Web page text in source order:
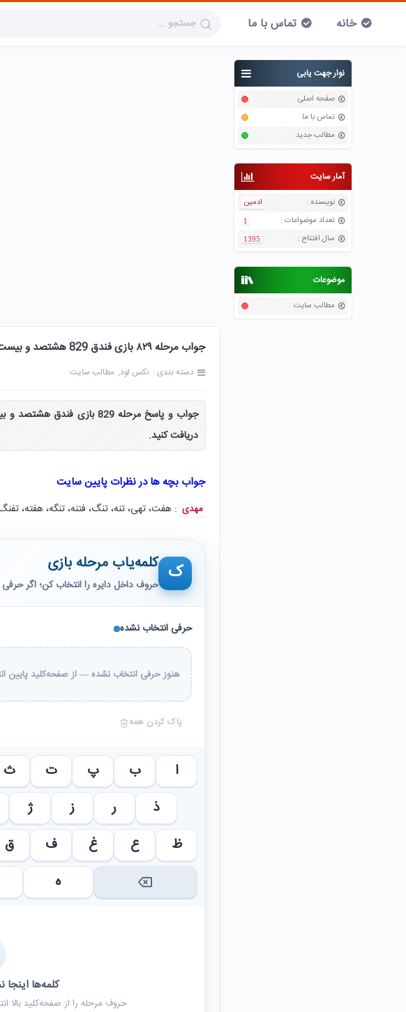
خانه تماس با ما
نوار جهت یابی
صفحه اصلی
تماس با ما
مطالب جدید
آمار سایت
نویسنده :
ادمین
تعداد موضواعات :
1
سال افتتاح :
1395
موضوعات
مطالب سایت
جواب مرحله ۸۲۹ بازی فندق 829 هشتصد و بیست و نه پاسخ
دسته بندی : نکس لود مطالب سایت
دریافت کنید.
جواب بچه ها در نظرات پایین سایت
مهدی : هفت، تهی، تنه، تنگ، فتنه، تنگه، هفته،
ک کلمه‌یاب مرحله بازی
حروف داخل دایره را انتخاب کن؛ اگر
حرفی انتخاب نشده
هنوز حرفی انتخاب نشده — از صفحه‌کلید پایین
پاک کردن همه
ا ب پ ت ث
ذ
ر ز ژ
ظ
ع غ ف ق
ه
کلمه‌ها
حروف مرحله را از صفحه‌کلید